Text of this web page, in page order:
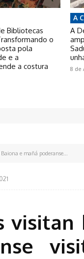
Bibliotecas
o
pola
e a
a costura
A
A
8 de